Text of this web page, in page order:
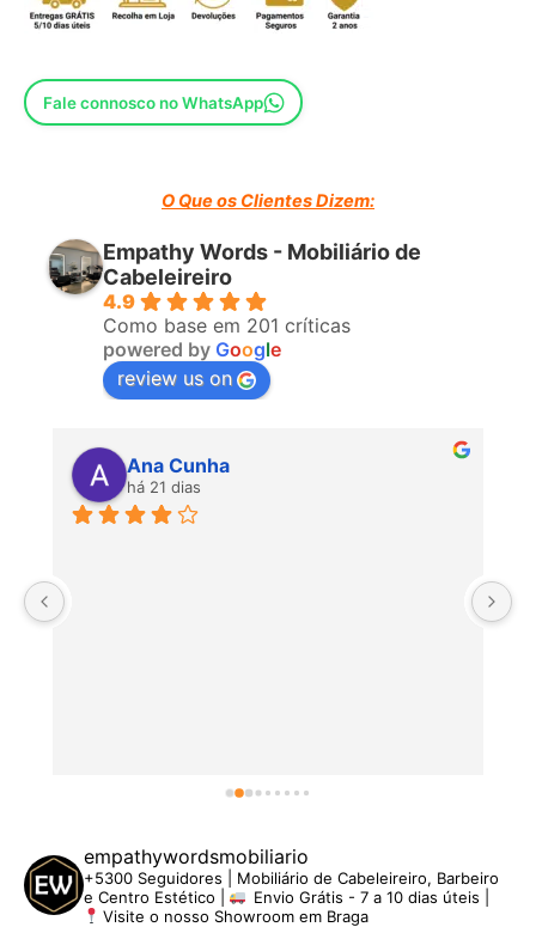
Fale connosco no WhatsApp
O Que os Clientes Dizem:
Empathy Words - Mobiliário de
Cabeleireiro
4.9
Como base em 201 críticas
powered by Google
review us on
Ana Cunha
há 21 dias
empathywordsmobiliario
+5300 Seguidores | Mobiliário de Cabeleireiro, Barbeiro
e Centro Estético |
Envio Grátis - 7 a 10 dias úteis |
Visite o nosso Showroom em Braga